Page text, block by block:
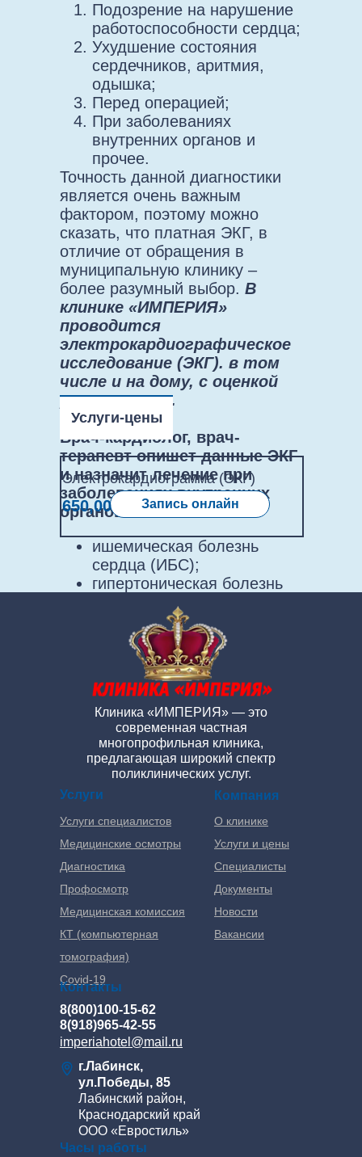
Подозрение на нарушение
работоспособности сердца;
Ухудшение состояния
сердечников, аритмия,
одышка;
Перед операцией;
При заболеваниях
внутренних органов и
прочее.
Точность данной диагностики
является очень важным
фактором, поэтому можно
сказать, что платная ЭКГ, в
отличие от обращения в
муниципальную клинику –
более разумный выбор. В
клинике «ИМПЕРИЯ»
проводится
электрокардиографическое
исследование (ЭКГ). в том
числе и на дому, с оценкой
результатов.
Врач-кардиолог, врач-
терапевт опишет данные ЭКГ
и назначит лечение при
заболеваниях внутренних
органов:
ишемическая болезнь
сердца (ИБС);
гипертоническая болезнь
сердечная недостаточность
(СН) ;
нарушения ритма.
Услуги-цены
Электрокардиограмма (ЭКГ)
Запись онлайн
650,00
Компания
О клинике
Услуги и цены
Специалисты
Документы
Новости
Вакансии
Услуги
Услуги специалистов
Медицинские осмотры
Диагностика
Профосмотр
Медицинская комиссия
КТ (компьютерная
томография)
Covid-19
Контакты
8(800)100-15-62
8(918)965-42-55
Клиника «ИМПЕРИЯ» — это
современная частная
многопрофильная клиника,
предлагающая широкий спектр
поликлинических услуг.
imperiahotel@mail.ru
г.Лабинск,
ул.Победы, 85
Лабинский район,
Краснодарский край
ООО «Евростиль»
Часы работы